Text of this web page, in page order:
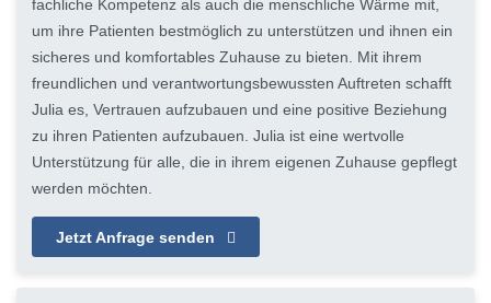
fachliche Kompetenz als auch die menschliche Wärme mit,
um ihre Patienten bestmöglich zu unterstützen und ihnen ein
sicheres und komfortables Zuhause zu bieten. Mit ihrem
freundlichen und verantwortungsbewussten Auftreten schafft
Julia es, Vertrauen aufzubauen und eine positive Beziehung
zu ihren Patienten aufzubauen. Julia ist eine wertvolle
Unterstützung für alle, die in ihrem eigenen Zuhause gepflegt
werden möchten.
Jetzt Anfrage senden